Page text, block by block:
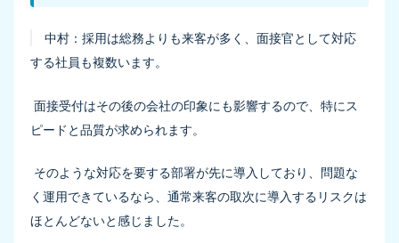
中村：採用は総務よりも来客が多く、面接官として対応
する社員も複数います。
面接受付はその後の会社の印象にも影響するので、特にス
ピードと品質が求められます。
そのような対応を要する部署が先に導入しており、問題な
く運用できているなら、通常来客の取次に導入するリスクは
ほとんどないと感じました。